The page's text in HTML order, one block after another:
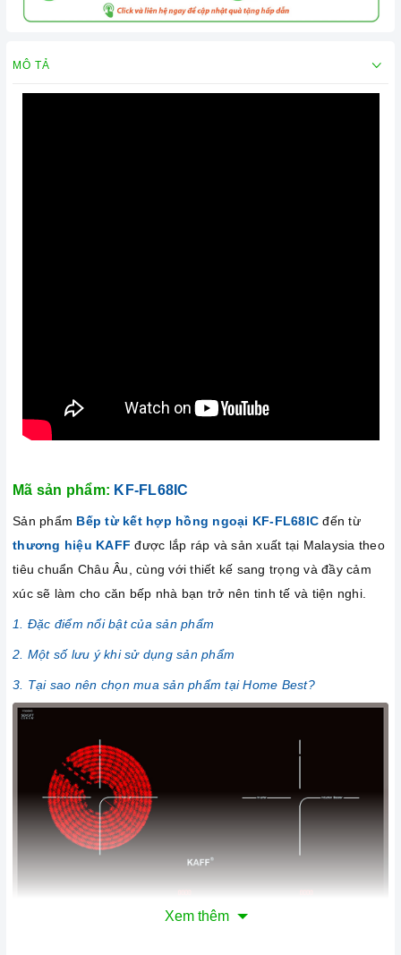
MÔ TẢ
Mã sản phẩm: KF-FL68IC
Sản phẩm Bếp từ kết hợp hồng ngoại KF-FL68IC đến từ
thương hiệu KAFF được lắp ráp và sản xuất tại Malaysia theo
tiêu chuẩn Châu Âu, cùng với thiết kế sang trọng và đầy cảm
xúc sẽ làm cho căn bếp nhà bạn trở nên tinh tế và tiện nghi.
1. Đặc điểm nổi bật của sản phẩm
2. Một số lưu ý khi sử dụng sản phẩm
3. Tại sao nên chọn mua sản phẩm tại Home Best?
Xem thêm